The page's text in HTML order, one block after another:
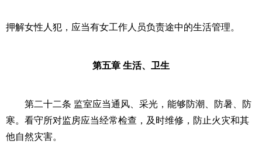
押解女性人犯，应当有女工作人员负责途中的生活管理。
第五章 生活、卫生
第二十二条 监室应当通风、采光，能够防潮、防暑、防
寒。看守所对监房应当经常检查，及时维修，防止火灾和其
他自然灾害。